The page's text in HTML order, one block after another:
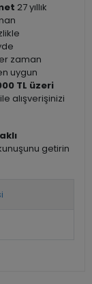
27 yıllık
zaman
uygun
TL üzeri
alışverişinizi
getirin